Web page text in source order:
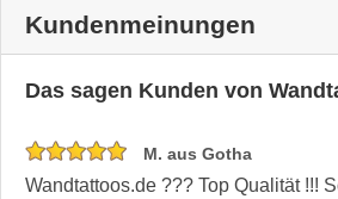
Kundenmeinungen
Das sagen Kunden von
M. aus Gotha
Wandtattoos.de ??? Top Qualität !!!